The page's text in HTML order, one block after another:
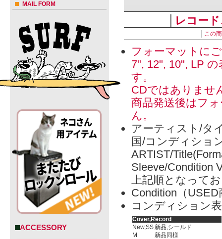
MAIL FORM
ACCESSORY
レコー
この
フォーマットに
7", 12", 10", LP
す。
CDではありませ
商品発送後はフ
ん。
アーティスト/タ
国/コンディショ
ARTIST/
Sleeve/Condition
上記順となって
Condition（
コンディション
Cover,Record
New,SS新品,シールド
M
新品同様